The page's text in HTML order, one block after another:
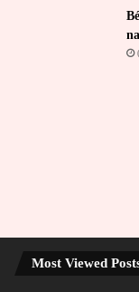
Most Viewed